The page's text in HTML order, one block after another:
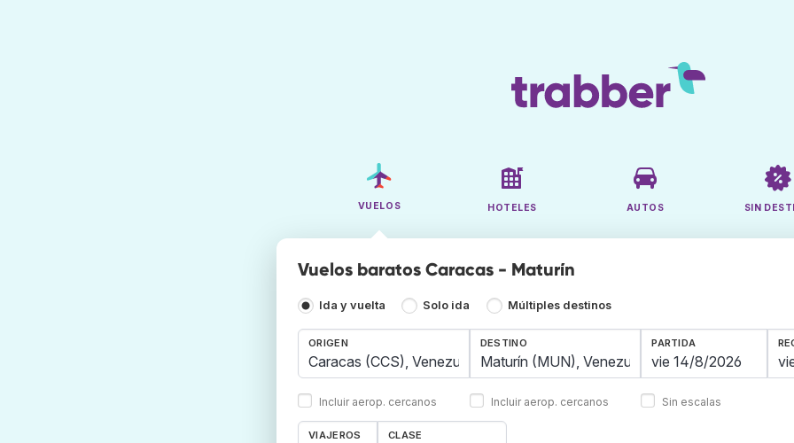
VUELOS HOTELES AUTOS SIN
Vuelos baratos Caracas - Maturín
Ida y vuelta Solo ida Múltiples destinos
ORIGEN
Incluir aerop. cercanos
DESTINO
Incluir aerop. cercanos
PARTIDA
Sin escalas
VIAJEROS CLASE